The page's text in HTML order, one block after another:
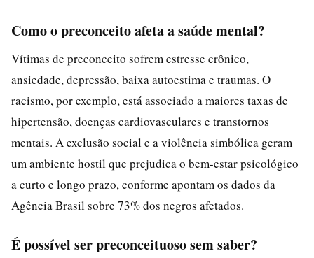
Como o preconceito afeta a saúde mental?
Vítimas de preconceito sofrem estresse crônico,
ansiedade, depressão, baixa autoestima e traumas. O
racismo, por exemplo, está associado a maiores taxas de
hipertensão, doenças cardiovasculares e transtornos
mentais. A exclusão social e a violência simbólica geram
um ambiente hostil que prejudica o bem-estar psicológico
a curto e longo prazo, conforme apontam os dados da
Agência Brasil sobre 73% dos negros afetados.
É possível ser preconceituoso sem saber?